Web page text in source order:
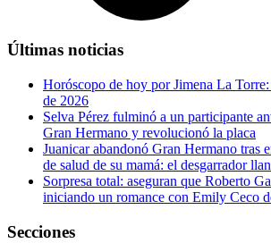
Últimas noticias
Horóscopo de hoy por Jimena La
de 2026
Selva Pérez fulminó a un participante
Gran Hermano y revolucionó la placa
Juanicar abandonó Gran Hermano tras
de salud de su mamá: el desgarrador
Sorpresa total: aseguran que Roberto
iniciando un romance con Emily Ceco
Secciones